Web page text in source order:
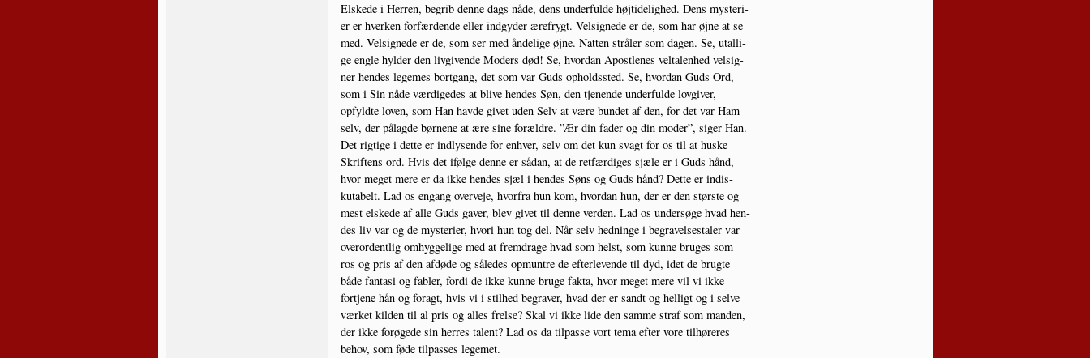
Elske­de i Her­ren, begrib den­ne dags nåde, dens under­ful­de høj­ti­de­lig­hed. Dens myste­ri­
er er hver­ken for­fær­den­de eller ind­g­y­der ære­frygt. Vel­sig­ne­de er de, som har øjne at se
med. Vel­sig­ne­de er de, som ser med ånde­li­ge øjne. Nat­ten strå­ler som dagen. Se, utal­li­
ge eng­le hyl­der den liv­gi­ven­de Moders død! Se, hvor­dan Apost­le­nes vel­ta­len­hed vel­sig­
ner hen­des lege­mes bort­gang, det som var Guds opholds­sted. Se, hvor­dan Guds Ord,
som i Sin nåde vær­di­ge­des at bli­ve hen­des Søn, den tje­nen­de under­ful­de lov­gi­ver,
opfyld­te loven, som Han hav­de givet uden Selv at være bun­det af den, for det var Ham
selv, der pålag­de bør­ne­ne at ære sine for­æl­dre. ”Ær din fader og din moder”, siger Han.
Det rig­ti­ge i det­te er ind­ly­sen­de for enhver, selv om det kun svagt for os til at huske
Skrif­tens ord. Hvis det iføl­ge den­ne er sådan, at de ret­fær­di­ges sjæ­le er i Guds hånd,
hvor meget mere er da ikke hen­des sjæl i hen­des Søns og Guds hånd? Det­te er indis­
kuta­belt. Lad os engang over­ve­je, hvor­fra hun kom, hvor­dan hun, der er den stør­ste og
mest elske­de af alle Guds gaver, blev givet til den­ne ver­den. Lad os under­sø­ge hvad hen­
des liv var og de myste­ri­er, hvori hun tog del. Når selv hed­nin­ge i begra­vel­ses­ta­ler var
over­or­dent­lig omhyg­ge­li­ge med at frem­dra­ge hvad som helst, som kun­ne bru­ges som
ros og pris af den afdø­de og såle­des opmun­tre de efter­le­ven­de til dyd, idet de brug­te
både fan­ta­si og fab­ler, for­di de ikke kun­ne bru­ge fak­ta, hvor meget mere vil vi ikke
fortje­ne hån og foragt, hvis vi i stil­hed begra­ver, hvad der er sandt og hel­ligt og i sel­ve
vær­ket kil­den til al pris og alles frel­se? Skal vi ikke lide den sam­me straf som man­den,
der ikke for­ø­ge­de sin her­res talent? Lad os da til­pas­se vort tema efter vore til­hø­re­res
behov, som føde til­pas­ses legemet.